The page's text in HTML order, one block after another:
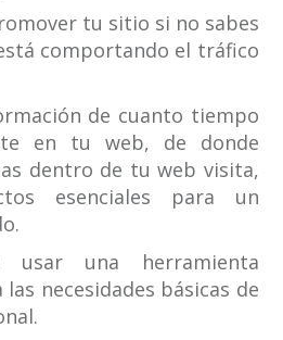
tu sitio si no sabes
comportando el tráfico
de cuanto tiempo
en tu web, de donde
dentro de tu web visita,
esenciales para un
usar una herramienta
necesidades básicas de